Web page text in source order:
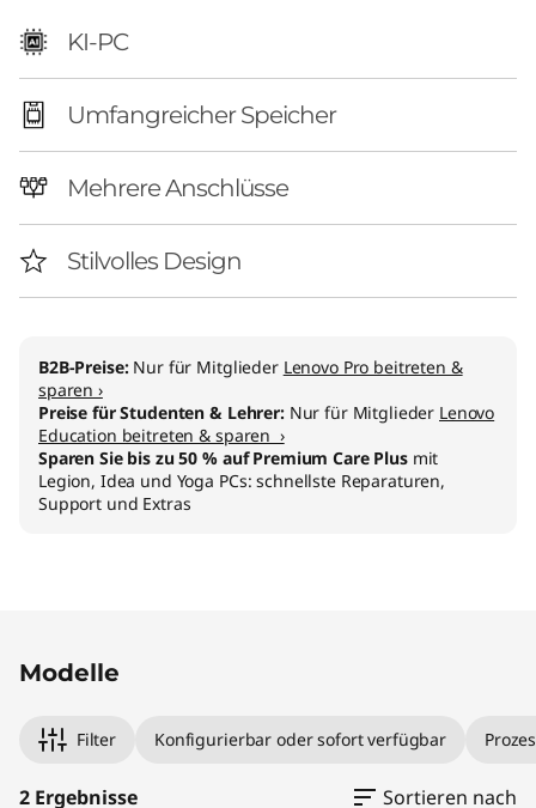
M
D
KI-PC
Umfangreicher Speicher
Mehrere Anschlüsse
Stilvolles Design
B2B-Preise: Nur für Mitglieder Lenovo Pro beitreten &
sparen ›
Preise für Studenten & Lehrer: Nur für Mitglieder Lenovo
Education beitreten & sparen ›
Sparen Sie bis zu 50 % auf Premium Care Plusmit
Legion, Idea und Yoga PCs: schnellste Reparaturen,
Support und Extras
Modelle
Filter Konfigurierbar oder sofort verfügbar
2 Ergebnisse Sortieren nach